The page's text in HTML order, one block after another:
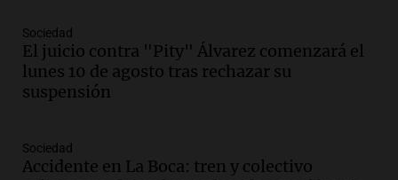
Panorama Federal
Episodios
Audio.La calidad del empleo en
Argentina cae y preocupa a economistas
Episodios
Sociedad
El juicio contra "Pity" Álvarez comenzará el
lunes 10 de agosto tras rechazar su
suspensión
Sociedad
Accidente en La Boca: tren y colectivo